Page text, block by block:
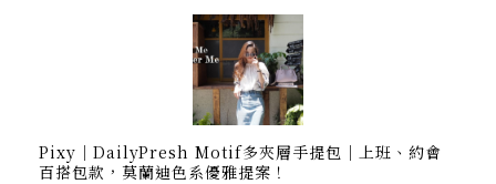
Pixy｜DailyPresh Motif多夾層手提包｜上班、約會
百搭包款，莫蘭迪色系優雅提案！